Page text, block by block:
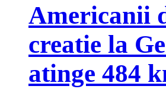
Americanii
creatie la
atinge 484